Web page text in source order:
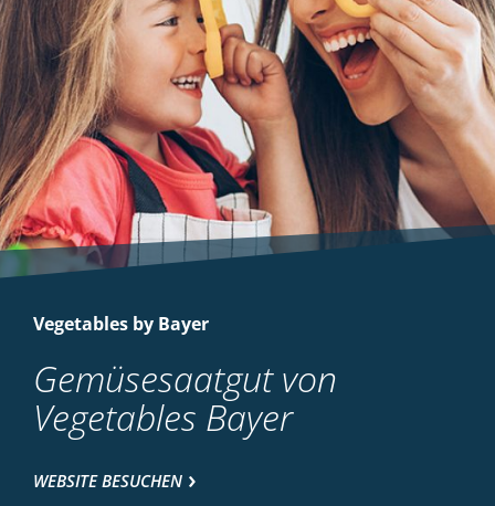
Vegetables by Bayer
Gemüsesaatgut von
Vegetables Bayer
WEBSITE BESUCHEN